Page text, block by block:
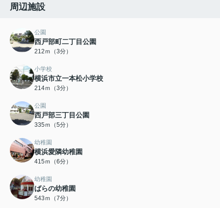
周辺施設
公園
西戸部町二丁目公園
212ｍ（3分）
小学校
横浜市立一本松小学校
214ｍ（3分）
公園
西戸部三丁目公園
335ｍ（5分）
幼稚園
横浜愛隣幼稚園
415ｍ（6分）
幼稚園
ばらの幼稚園
543ｍ（7分）